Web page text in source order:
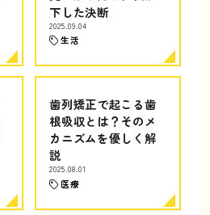
下した決断
2025.09.04
生活
歯列矯正で起こる歯
根吸収とは？そのメ
カニズムを優しく解
説
2025.08.01
医療